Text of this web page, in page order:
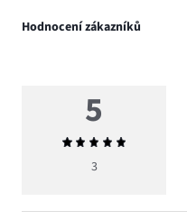
Hodnocení zákazníků
5
Průměrné
hodnocení
3